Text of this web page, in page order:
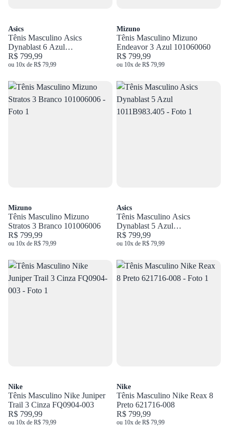
Asics
Tênis Masculino Asics
Dynablast 6 Azul
1011C372.400
R$ 799,99
ou 10x de R$ 79,99
Mizuno
Tênis Masculino Mizuno
Endeavor 3 Azul 101060060
R$ 799,99
ou 10x de R$ 79,99
Mizuno
Tênis Masculino Mizuno
Stratos 3 Branco 101006006
R$ 799,99
ou 10x de R$ 79,99
Asics
Tênis Masculino Asics
Dynablast 5 Azul
1011B983.405
R$ 799,99
ou 10x de R$ 79,99
Nike
Tênis Masculino Nike Juniper
Trail 3 Cinza FQ0904-003
R$ 799,99
ou 10x de R$ 79,99
Nike
Tênis Masculino Nike Reax 8
Preto 621716-008
R$ 799,99
ou 10x de R$ 79,99